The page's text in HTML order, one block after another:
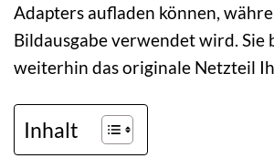
Adapters aufladen können,
Bildausgabe verwendet wird. Sie
weiterhin das originale Netzteil
Inhalt